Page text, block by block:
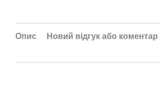
Опис Новий відгук або коментар